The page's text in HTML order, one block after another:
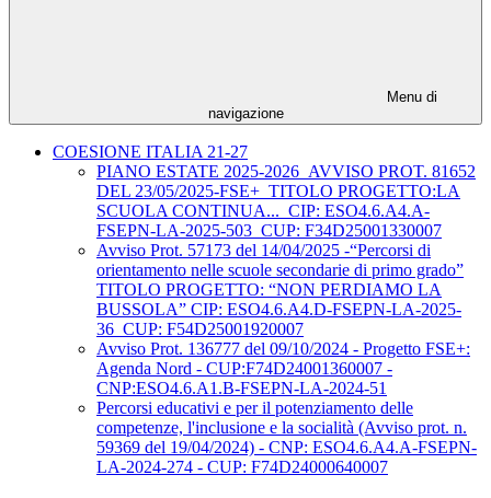
Menu di
navigazione
COESIONE ITALIA 21-27
PIANO ESTATE 2025-2026_AVVISO PROT. 81652
DEL 23/05/2025-FSE+_TITOLO PROGETTO:LA
SCUOLA CONTINUA..._CIP: ESO4.6.A4.A-
FSEPN-LA-2025-503_CUP: F34D25001330007
Avviso Prot. 57173 del 14/04/2025 -“Percorsi di
orientamento nelle scuole secondarie di primo grado”
TITOLO PROGETTO: “NON PERDIAMO LA
BUSSOLA” CIP: ESO4.6.A4.D-FSEPN-LA-2025-
36_CUP: F54D25001920007
Avviso Prot. 136777 del 09/10/2024 - Progetto FSE+:
Agenda Nord - CUP:F74D24001360007 -
CNP:ESO4.6.A1.B-FSEPN-LA-2024-51
Percorsi educativi e per il potenziamento delle
competenze, l'inclusione e la socialità (Avviso prot. n.
59369 del 19/04/2024) - CNP: ESO4.6.A4.A-FSEPN-
LA-2024-274 - CUP: F74D24000640007